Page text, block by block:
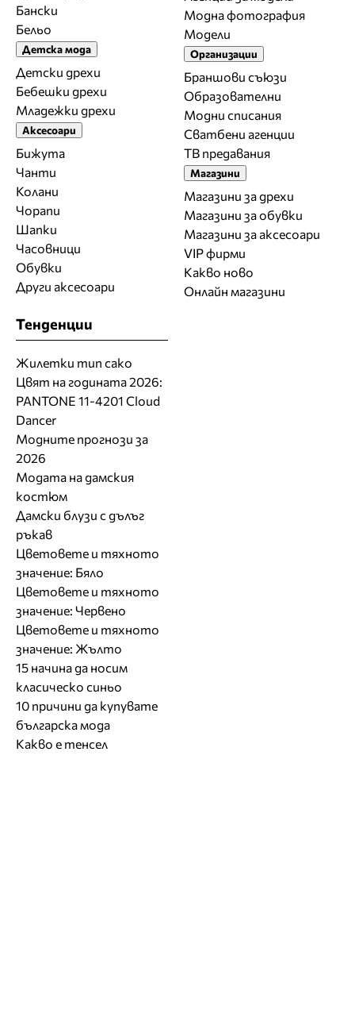
Бански
Бельо
Детска мода
Детски дрехи
Бебешки дрехи
Младежки дрехи
Аксесоари
Бижута
Чанти
Колани
Чорапи
Шапки
Часовници
Обувки
Други аксесоари
Модна фотография
Модели
Организации
Браншови съюзи
Образователни
Модни списания
Сватбени агенции
ТВ предавания
Магазини
Магазини за дрехи
Магазини за обувки
Магазини за aксесоари
VIP фирми
Какво ново
Онлайн магазини
Тенденции
Жилетки тип сако
Цвят на годината 2026:
PANTONE 11-4201 Cloud
Dancer
Модните прогнози за
2026
Модата на дамския
костюм
Дамски блузи с дълъг
ръкав
Цветовете и тяхното
значение: Бяло
Цветовете и тяхното
значение: Червено
Цветовете и тяхното
значение: Жълто
15 начина да носим
класическо синьо
10 причини да купувате
българска мода
Какво е тенсел